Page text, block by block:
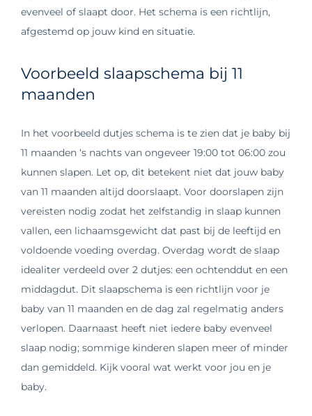
evenveel of slaapt door. Het schema is een richtlijn,
afgestemd op jouw kind en situatie.
Voorbeeld slaapschema bij 11
maanden
In het voorbeeld dutjes schema is te zien dat je baby bij
11 maanden ‘s nachts van ongeveer 19:00 tot 06:00 zou
kunnen slapen. Let op, dit betekent niet dat jouw baby
van 11 maanden altijd doorslaapt. Voor doorslapen zijn
vereisten nodig zodat het zelfstandig in slaap kunnen
vallen, een lichaamsgewicht dat past bij de leeftijd en
voldoende voeding overdag. Overdag wordt de slaap
idealiter verdeeld over 2 dutjes: een ochtenddut en een
middagdut. Dit slaapschema is een richtlijn voor je
baby van 11 maanden en de dag zal regelmatig anders
verlopen. Daarnaast heeft niet iedere baby evenveel
slaap nodig; sommige kinderen slapen meer of minder
dan gemiddeld. Kijk vooral wat werkt voor jou en je
baby.